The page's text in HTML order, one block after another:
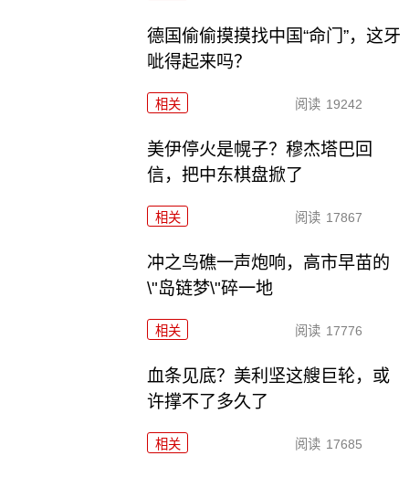
德国偷偷摸摸找中国“命门”，这牙
呲得起来吗？
相关 阅读 19242
美伊停火是幌子？穆杰塔巴回
信，把中东棋盘掀了
相关 阅读 17867
冲之鸟礁一声炮响，高市早苗的
\"岛链梦\"碎一地
相关 阅读 17776
血条见底？美利坚这艘巨轮，或
许撑不了多久了
相关 阅读 17685